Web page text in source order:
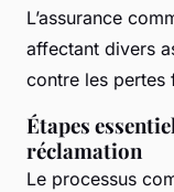
L’assurance
affectant divers
contre les pertes
Étapes
réclamation
Le processus